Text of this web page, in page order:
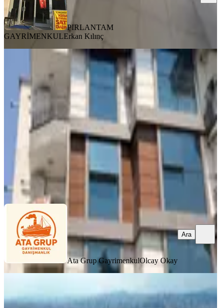
PIRLANTAM
GAYRİMENKULErkan Kılınç
Adliye Karşısında, Arakat Masrafsız
1+1 Kiralık Daire
Balıkesir, Altıeylül
2 Oda
02.07.2026
17.000 ₺
Ata Grup Gayrimenkul Olcay Okay
Ara
Ata Grup GayrimenkulOlcay Okay
Ara
Balıkesir Bahçelievler'de Sadece Ticari
Kullanıma Kiralık Villa